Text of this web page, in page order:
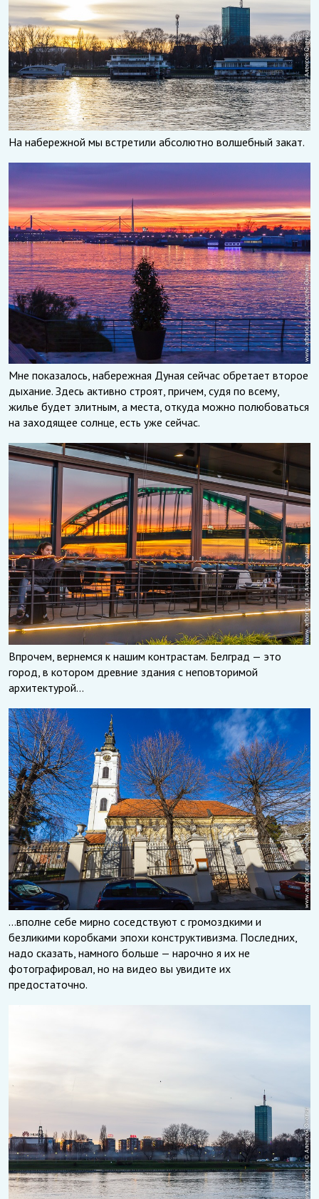
На набережной мы встретили абсолютно волшебный закат.
Мне показалось, набережная Дуная сейчас обретает второе
дыхание. Здесь активно строят, причем, судя по всему,
жилье будет элитным, а места, откуда можно полюбоваться
на заходящее солнце, есть уже сейчас.
Впрочем, вернемся к нашим контрастам. Белград — это
город, в котором древние здания с неповторимой
архитектурой…
…вполне себе мирно соседствуют с громоздкими и
безликими коробками эпохи конструктивизма. Последних,
надо сказать, намного больше — нарочно я их не
фотографировал, но на видео вы увидите их
предостаточно.